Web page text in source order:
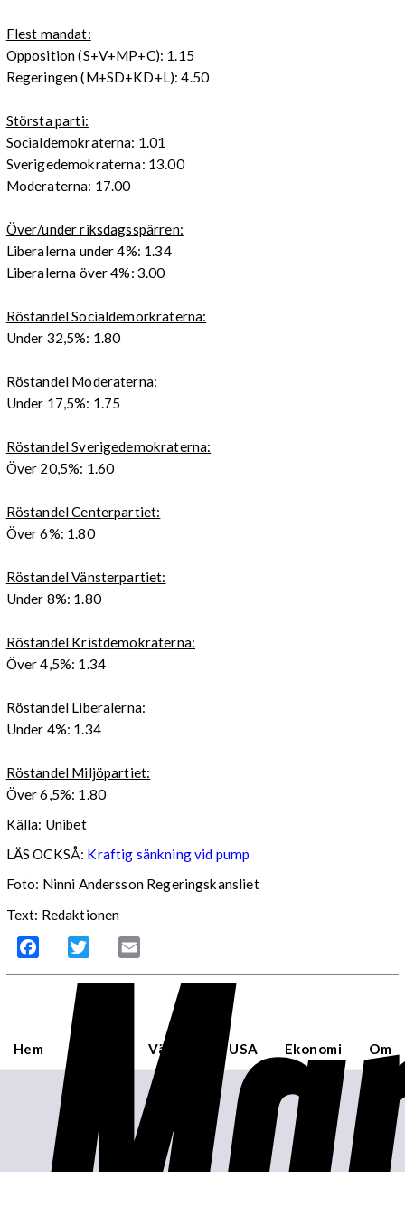
Flest mandat:
Opposition (S+V+MP+C): 1.15
Regeringen (M+SD+KD+L): 4.50
Största parti:
Socialdemokraterna: 1.01
Sverigedemokraterna: 13.00
Moderaterna: 17.00
Över/under riksdagsspärren:
Liberalerna under 4%: 1.34
Liberalerna över 4%: 3.00
Röstandel Socialdemorkraterna:
Under 32,5%: 1.80
Röstandel Moderaterna:
Under 17,5%: 1.75
Röstandel Sverigedemokraterna:
Över 20,5%: 1.60
Röstandel Centerpartiet:
Över 6%: 1.80
Röstandel Vänsterpartiet:
Under 8%: 1.80
Röstandel Kristdemokraterna:
Över 4,5%: 1.34
Röstandel Liberalerna:
Under 4%: 1.34
Röstandel Miljöpartiet:
Över 6,5%: 1.80
Källa: Unibet
LÄS OCKSÅ: Kraftig sänkning vid pump
Foto: Ninni Andersson Regeringskansliet
Text: Redaktionen
Facebook Twitter
Hem Världen USA Ekonomi Om